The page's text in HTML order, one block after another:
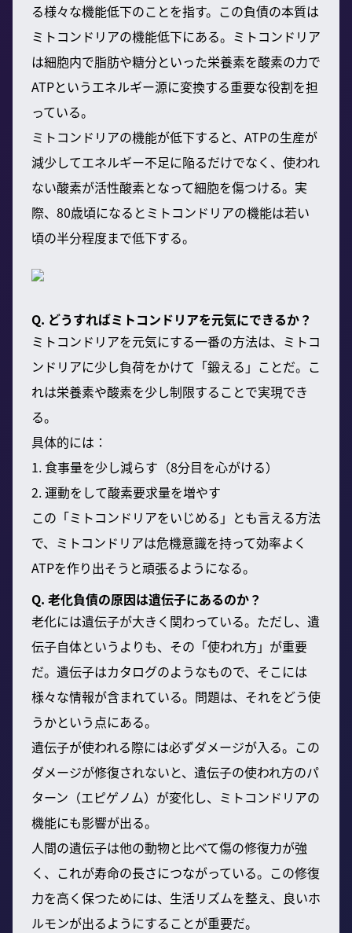
る様々な機能低下のことを指す。この負債の本質は
ミトコンドリアの機能低下にある。ミトコンドリア
は細胞内で脂肪や糖分といった栄養素を酸素の力で
ATPというエネルギー源に変換する重要な役割を担
っている。
ミトコンドリアの機能が低下すると、ATPの生産が
減少してエネルギー不足に陥るだけでなく、使われ
ない酸素が活性酸素となって細胞を傷つける。実
際、80歳頃になるとミトコンドリアの機能は若い
頃の半分程度まで低下する。
Q. どうすればミトコンドリアを元気にできるか？
ミトコンドリアを元気にする一番の方法は、ミトコ
ンドリアに少し負荷をかけて「鍛える」ことだ。こ
れは栄養素や酸素を少し制限することで実現でき
る。
具体的には：
1. 食事量を少し減らす（8分目を心がける）
2. 運動をして酸素要求量を増やす
この「ミトコンドリアをいじめる」とも言える方法
で、ミトコンドリアは危機意識を持って効率よく
ATPを作り出そうと頑張るようになる。
Q. 老化負債の原因は遺伝子にあるのか？
老化には遺伝子が大きく関わっている。ただし、遺
伝子自体というよりも、その「使われ方」が重要
だ。遺伝子はカタログのようなもので、そこには
様々な情報が含まれている。問題は、それをどう使
うかという点にある。
遺伝子が使われる際には必ずダメージが入る。この
ダメージが修復されないと、遺伝子の使われ方のパ
ターン（エピゲノム）が変化し、ミトコンドリアの
機能にも影響が出る。
人間の遺伝子は他の動物と比べて傷の修復力が強
く、これが寿命の長さにつながっている。この修復
力を高く保つためには、生活リズムを整え、良いホ
ルモンが出るようにすることが重要だ。